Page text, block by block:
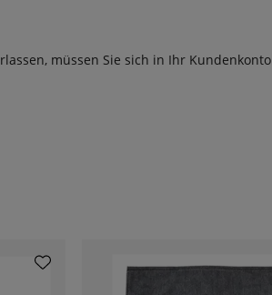
müssen Sie sich in Ihr Kundenkonto